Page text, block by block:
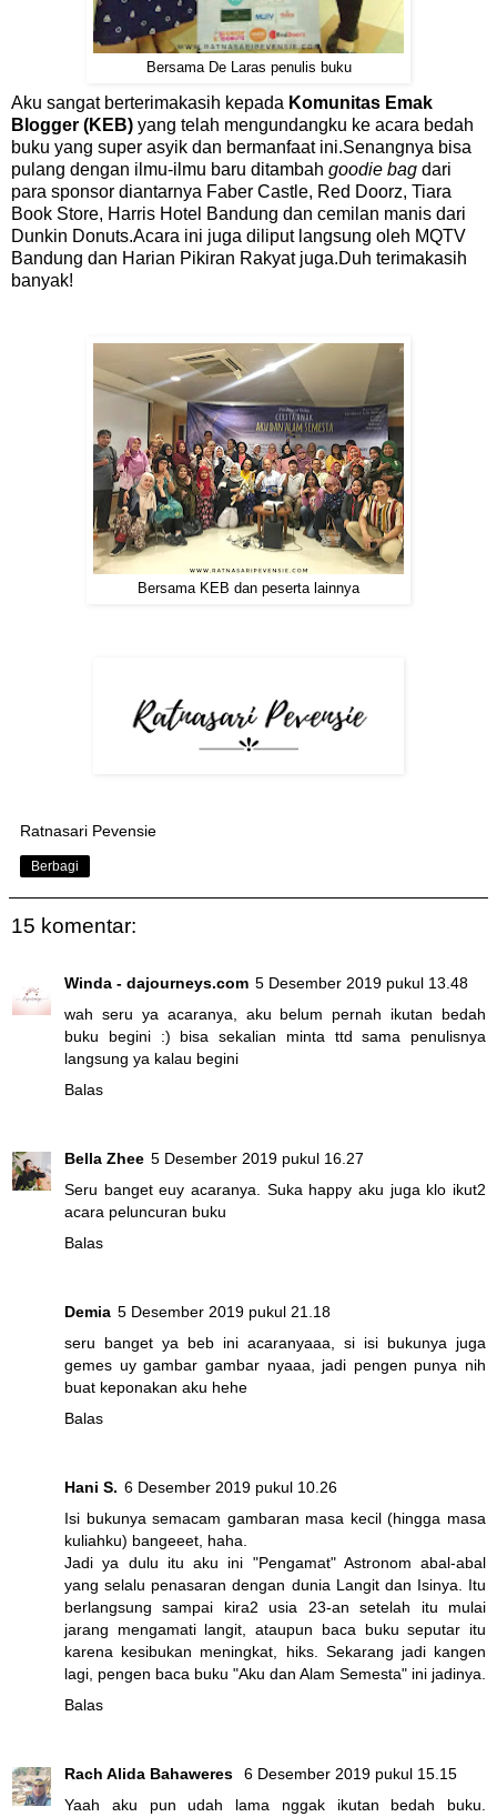
Bersama De Laras penulis buku
Aku sangat berterimakasih kepada Komunitas Emak
Blogger (KEB) yang telah mengundangku ke acara bedah
buku yang super asyik dan bermanfaat ini.Senangnya bisa
pulang dengan ilmu-ilmu baru ditambah goodie bag dari
para sponsor diantarnya Faber Castle, Red Doorz, Tiara
Book Store, Harris Hotel Bandung dan cemilan manis dari
Dunkin Donuts.Acara ini juga diliput langsung oleh MQTV
Bandung dan Harian Pikiran Rakyat juga.Duh terimakasih
banyak!
Bersama KEB dan peserta lainnya
Ratnasari Pevensie
Berbagi
15 komentar:
Winda - dajourneys.com 5 Desember 2019 pukul 13.48
wah seru ya acaranya, aku belum pernah ikutan bedah
buku begini :) bisa sekalian minta ttd sama penulisnya
langsung ya kalau begini
Balas
Bella Zhee 5 Desember 2019 pukul 16.27
Seru banget euy acaranya. Suka happy aku juga klo ikut2
acara peluncuran buku
Balas
Demia 5 Desember 2019 pukul 21.18
seru banget ya beb ini acaranyaaa, si isi bukunya juga
gemes uy gambar gambar nyaaa, jadi pengen punya nih
buat keponakan aku hehe
Balas
Hani S. 6 Desember 2019 pukul 10.26
Isi bukunya semacam gambaran masa kecil (hingga masa
kuliahku) bangeeet, haha.
Jadi ya dulu itu aku ini "Pengamat" Astronom abal-abal
yang selalu penasaran dengan dunia Langit dan Isinya. Itu
berlangsung sampai kira2 usia 23-an setelah itu mulai
jarang mengamati langit, ataupun baca buku seputar itu
karena kesibukan meningkat, hiks. Sekarang jadi kangen
lagi, pengen baca buku "Aku dan Alam Semesta" ini jadinya.
Balas
Rach Alida Bahaweres
6 Desember 2019 pukul 15.15
Yaah aku pun udah lama nggak ikutan bedah buku.